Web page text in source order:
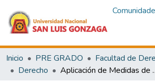
Inicio PRE GRADO
Derecho
Aplicación de Medidas de protección